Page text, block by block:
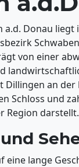
Donau
von einer
Dillingen an
Schloss und
Region darstellt.
eine lange